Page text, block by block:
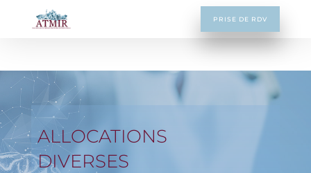
PRISE DE RDV
ALLOCATIONS
DIVERSES